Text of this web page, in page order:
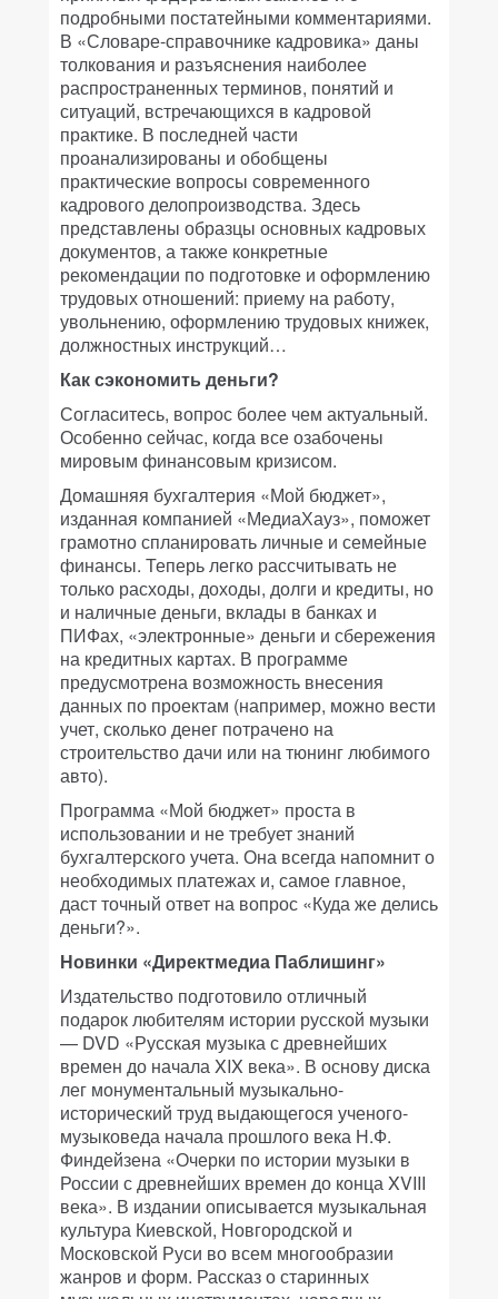
подробными постатейными комментариями.
В «Словаре-справочнике кадровика» даны
толкования и разъяснения наиболее
распространенных терминов, понятий и
ситуаций, встречающихся в кадровой
практике. В последней части
проанализированы и обобщены
практические вопросы современного
кадрового делопроизводства. Здесь
представлены образцы основных кадровых
документов, а также конкретные
рекомендации по подготовке и оформлению
трудовых отношений: приему на работу,
увольнению, оформлению трудовых книжек,
должностных инструкций…
Как сэкономить деньги?
Согласитесь, вопрос более чем актуальный.
Особенно сейчас, когда все озабочены
мировым финансовым кризисом.
Домашняя бухгалтерия «Мой бюджет»,
изданная компанией «МедиаХауз», поможет
грамотно спланировать личные и семейные
финансы. Теперь легко рассчитывать не
только расходы, доходы, долги и кредиты, но
и наличные деньги, вклады в банках и
ПИФах, «электронные» деньги и сбережения
на кредитных картах. В программе
предусмотрена возможность внесения
данных по проектам (например, можно вести
учет, сколько денег потрачено на
строительство дачи или на тюнинг любимого
авто).
Программа «Мой бюджет» проста в
использовании и не требует знаний
бухгалтерского учета. Она всегда напомнит о
необходимых платежах и, самое главное,
даст точный ответ на вопрос «Куда же делись
деньги?».
Новинки «Директмедиа Паблишинг»
Издательство подготовило отличный
подарок любителям истории русской музыки
— DVD «Русская музыка с древнейших
времен до начала XIX века». В основу диска
лег монументальный музыкально-
исторический труд выдающегося ученого-
музыковеда начала прошлого века Н.Ф.
Финдейзена «Очерки по истории музыки в
России с древнейших времен до конца XVIII
века». В издании описывается музыкальная
культура Киевской, Новгородской и
Московской Руси во всем многообразии
жанров и форм. Рассказ о старинных